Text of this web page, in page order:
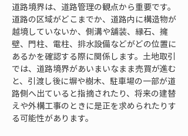
道路境界は、道路管理の観点から重要です。
道路の区域がどこまでか、道路内に構造物が
越境していないか、側溝や舗装、縁石、擁
壁、門柱、電柱、排水設備などがどの位置に
あるかを確認する際に関係します。土地取引
では、道路境界があいまいなまま売買が進む
と、引渡し後に塀や樹木、駐車場の一部が道
路側へ出ていると指摘されたり、将来の建替
えや外構工事のときに是正を求められたりす
る可能性があります。